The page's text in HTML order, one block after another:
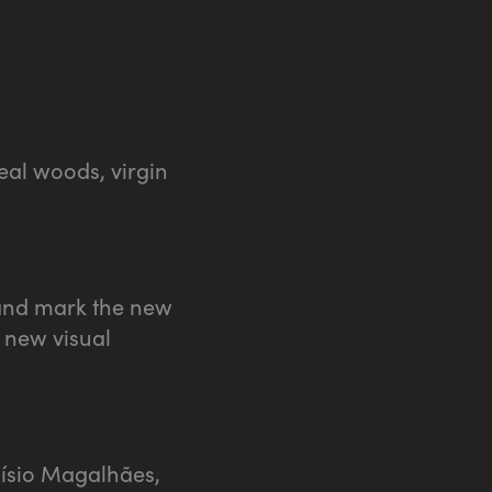
woods, virgin
mark the new
visual
Magalhães,